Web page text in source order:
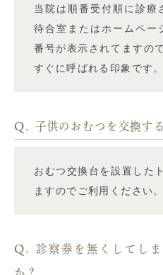
当院は順番受付順に診療
待合室またはホームペー
番号が表示されてますの
すぐに呼ばれる印象です。
Q. 子供のおむつを交換す
おむつ交換台を設置した
ますのでご利用ください。
Q. 診察券を無くしてし
か？